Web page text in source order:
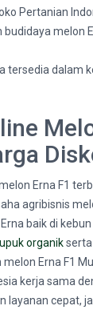
Pertanian
budidaya melon
tersedia dalam
Erna F1
agribisnis
baik di
organikserta
Erna F1
kerja sama
layanan cepat,